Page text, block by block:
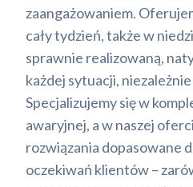
zaangażowaniem.
cały tydzień, także w
sprawnie realizowaną,
każdej sytuacji,
Specjalizujemy się w
awaryjnej, a w naszej
rozwiązania dopasowane
oczekiwań klientów –